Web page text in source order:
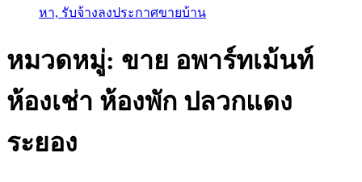
หา, รับจ้างลงประกาศขายบ้าน
หมวดหมู่: ขาย อพาร์ทเม้นท์
ห้องเช่า ห้องพัก ปลวกแดง
ระยอง